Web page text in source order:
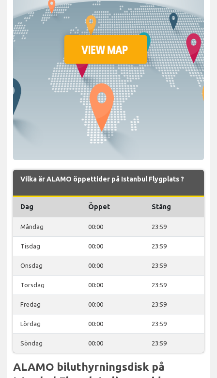
Vilka är ALAMO öppettider på Istanbul Flygplats ?
Dag Öppet Stäng
Måndag 00:00 23:59
Tisdag 00:00 23:59
Onsdag 00:00 23:59
Torsdag 00:00 23:59
Fredag 00:00 23:59
Lördag 00:00 23:59
Söndag 00:00 23:59
ALAMO biluthyrningsdisk på